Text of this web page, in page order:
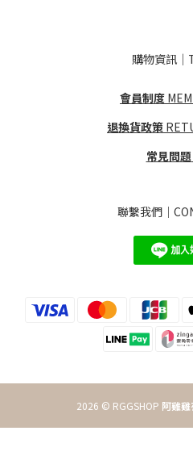
購物資訊｜
會員制度
退換貨政策
常見問題
聯繫我們｜
2026 © RGGSHOP 阿雞